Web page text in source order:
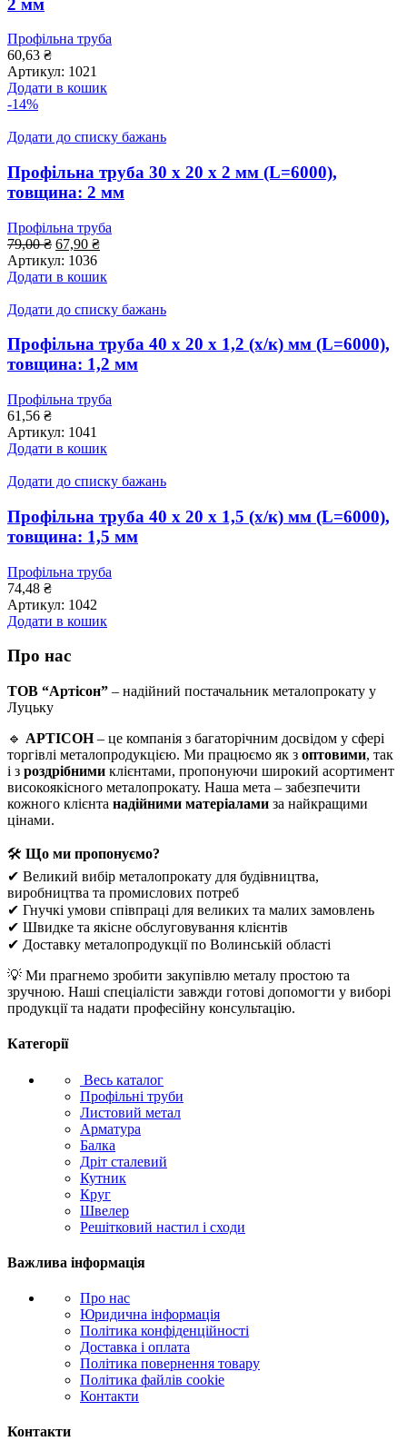
Профільна труба
60,63 ₴
Артикул: 1021
Додати в кошик
-14%
Додати до списку бажань
Профільна труба 30 x 20 x 2 мм (L=6000),
товщина: 2 мм
Профільна труба
79,00₴ Оригінальна
ціна:
79,00 ₴.
67,90 ₴Поточна
67,90 ₴.
Артикул: 1036
Додати в кошик
Додати до списку бажань
Профільна труба 40 x 20 x 1,2 (х/к) мм (L=6000),
товщина: 1,2 мм
Профільна труба
61,56 ₴
Артикул: 1041
Додати в кошик
Додати до списку бажань
Профільна труба 40 x 20 x 1,5 (х/к) мм (L=6000),
товщина: 1,5 мм
Профільна труба
74,48 ₴
Артикул: 1042
Додати в кошик
Про нас
ТОВ “Артісон” – надійний постачальник металопрокату у
Луцьку
🔹 АРТІСОН– це компанія з багаторічним досвідом у сфері
торгівлі металопродукцією. Ми працюємо як з оптовими, так
і з роздрібними клієнтами, пропонуючи широкий асортимент
високоякісного металопрокату. Наша мета – забезпечити
кожного клієнта надійними матеріалами за найкращими
цінами.
🛠 Що ми пропонуємо?
✔ Великий вибір металопрокату для будівництва,
виробництва та промислових потреб
✔ Гнучкі умови співпраці для великих та малих замовлень
✔ Швидке та якісне обслуговування клієнтів
✔ Доставку металопродукції по Волинській області
💡 Ми прагнемо зробити закупівлю металу простою та
зручною. Наші спеціалісти завжди готові допомогти у виборі
продукції та надати професійну консультацію.
Категорії
Весь каталог
Профільні труби
Листовий метал
Арматура
Балка
Дріт сталевий
Кутник
Круг
Швелер
Решітковий настил і сходи
Важлива інформація
Про нас
Юридична інформація
Політика конфіденційності
Доставка і оплата
Політика повернення товару
Політика файлів cookie
Контакти
Контакти